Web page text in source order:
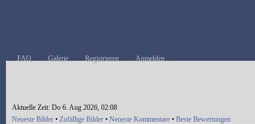
FAQ Galerie Registrieren Anmelden
Aktuelle Zeit: Do 6. Aug 2026, 02:08
Neueste Bilder • Zufällige Bilder • Neueste Kommentare • Beste Bewertungen